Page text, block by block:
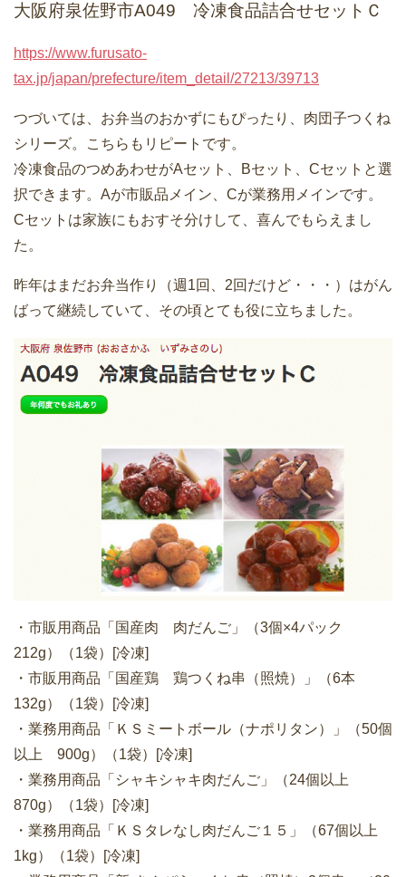
大阪府泉佐野市A049 冷凍食品詰合せセットＣ
https://www.furusato-
tax.jp/japan/prefecture/item_detail/27213/39713
つづいては、お弁当のおかずにもぴったり、肉団子つくね
シリーズ。こちらもリピートです。
冷凍食品のつめあわせがAセット、Bセット、Cセットと選
択できます。Aが市販品メイン、Cが業務用メインです。
Cセットは家族にもおすそ分けして、喜んでもらえまし
た。
昨年はまだお弁当作り（週1回、2回だけど・・・）はがん
ばって継続していて、その頃とても役に立ちました。
・市販用商品「国産肉 肉だんご」（3個×4パック
212g）（1袋）[冷凍]
・市販用商品「国産鶏 鶏つくね串（照焼）」（6本
132g）（1袋）[冷凍]
・業務用商品「ＫＳミートボール（ナポリタン）」（50個
以上 900g）（1袋）[冷凍]
・業務用商品「シャキシャキ肉だんご」（24個以上
870g）（1袋）[冷凍]
・業務用商品「ＫＳタレなし肉だんご１５」（67個以上
1kg）（1袋）[冷凍]